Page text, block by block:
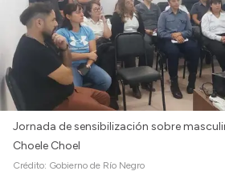
Jornada de sensibilización sobre
Choele Choel
Crédito: Gobierno de Río Negro